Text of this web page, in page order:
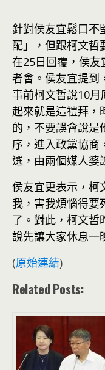
針對侯友宜鬆口不
配」，但跟柯文哲
在25日回覆，侯
者會。侯友宜提到
事前柯文哲說10月
起來就是這禮拜，
的，不要誤會說是
序，進入政黨協商
選，由兩個媒人婆
侯友宜更表示，柯
我，害我煩惱得要
了。對此，柯文哲
說先讓大家休息一
(原始連結)
Related Posts: